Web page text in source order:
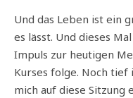
Und das Leben ist ein
es lässt. Und dieses
Impuls zur heutigen
Kurses folge. Noch tief
mich auf diese Sitzung